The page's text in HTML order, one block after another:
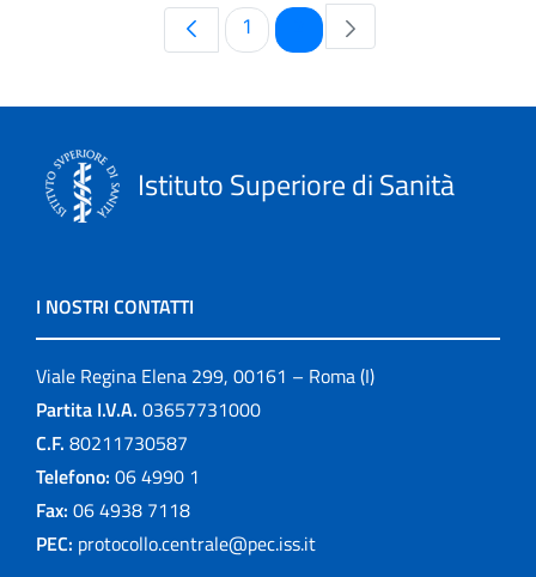
Pagina
1 Pagina
Istituto Superiore di Sanità
I NOSTRI CONTATTI
Viale Regina Elena 299, 00161 – Roma (I)
Partita I.V.A. 03657731000
C.F. 80211730587
Telefono: 06 4990 1
Fax: 06 4938 7118
PEC: protocollo.centrale@pec.iss.it